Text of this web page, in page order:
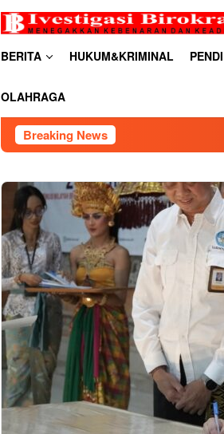
BERITA HUKUM&KRIMINAL
OLAHRAGA
Breaking News